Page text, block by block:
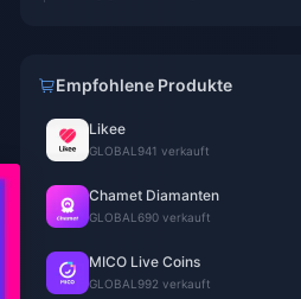
Empfohlene Produkte
Likee
GLOBAL 941 verkauft
Chamet Diamanten
GLOBAL 690 verkauft
MICO Live Coins
GLOBAL 992 verkauft